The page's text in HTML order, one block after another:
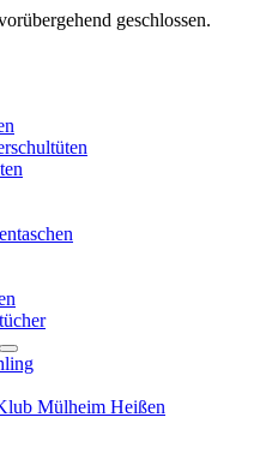
geschlossen.
Mülheim Heißen